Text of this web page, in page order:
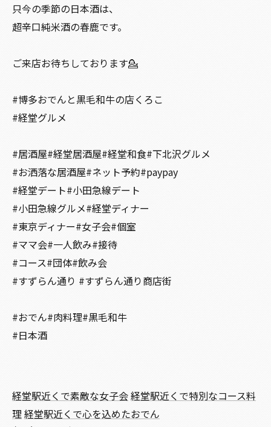
只今の季節の日本酒は、
超辛口純米酒の春鹿です。
ご来店お待ちしております💁
#博多おでんと黒毛和牛の店くろこ
#経堂グルメ
#居酒屋#経堂居酒屋#経堂和食#下北沢グルメ
#お洒落な居酒屋#ネット予約#paypay
#経堂デート#小田急線デート
#小田急線グルメ#経堂ディナー
#東京ディナー#女子会#個室
#ママ会#一人飲み#接待
#コース#団体#飲み会
#すずらん通り #すずらん通り商店街
#おでん#肉料理#黒毛和牛
#日本酒
経堂駅近くで素敵な女子会経堂駅近くで特別なコース料
理 経堂駅近くで心を込めたおでん